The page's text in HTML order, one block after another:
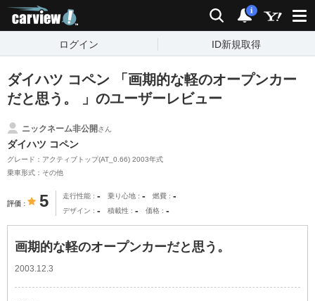
検索 通知
i
ログイン ID新規取得
ダイハツ コペン 「画期的な軽のオープンカー
だと思う。 」のユーザーレビュー
ニックネーム非公開さん
ダイハツ コペン
グレード：アクティブトップ(AT_0.66) 2003年式
乗車形式：その他
評価 5 走行性能 - 乗り心地 - 燃費 -
デザイン - 積載性 - 価格 -
画期的な軽のオープンカーだと思う。
2003.12.3